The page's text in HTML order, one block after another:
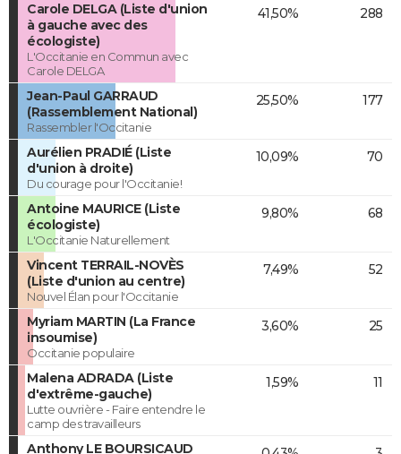
Carole DELGA (Liste d'union
à gauche avec des
écologiste)
L'Occitanie en Commun avec
Carole DELGA
41,50% 288
Jean-Paul GARRAUD
(Rassemblement National)
Rassembler l'Occitanie
25,50% 177
Aurélien PRADIÉ (Liste
d'union à droite)
Du courage pour l'Occitanie!
10,09% 70
Antoine MAURICE (Liste
écologiste)
L'Occitanie Naturellement
9,80% 68
Vincent TERRAIL-NOVÈS
(Liste d'union au centre)
Nouvel Élan pour l'Occitanie
7,49% 52
Myriam MARTIN (La France
insoumise)
Occitanie populaire
3,60% 25
Malena ADRADA (Liste
d'extrême-gauche)
Lutte ouvrière - Faire entendre le
camp des travailleurs
1,59% 11
Anthony LE BOURSICAUD